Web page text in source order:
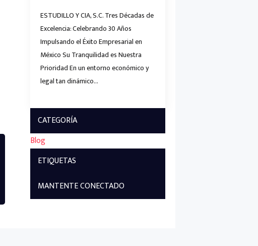
ESTUDILLO Y CIA, S.C. Tres Décadas de
Excelencia: Celebrando 30 Años
Impulsando el Éxito Empresarial en
México Su Tranquilidad es Nuestra
Prioridad En un entorno económico y
legal tan dinámico…
CATEGORÍA
Blog
ETIQUETAS
MANTENTE CONECTADO